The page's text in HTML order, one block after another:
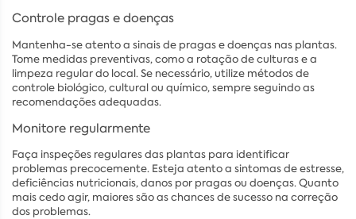
Controle pragas e doenças
Mantenha-se atento a sinais de pragas e doenças nas plantas.
Tome medidas preventivas, como a rotação de culturas e a
limpeza regular do local. Se necessário, utilize métodos de
controle biológico, cultural ou químico, sempre seguindo as
recomendações adequadas.
Monitore regularmente
Faça inspeções regulares das plantas para identificar
problemas precocemente. Esteja atento a sintomas de estresse,
deficiências nutricionais, danos por pragas ou doenças. Quanto
mais cedo agir, maiores são as chances de sucesso na correção
dos problemas.